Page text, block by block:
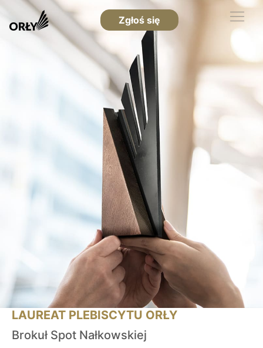
Zgłoś się
LAUREAT PLEBISCYTU ORŁY
Brokuł Spot Nałkowskiej